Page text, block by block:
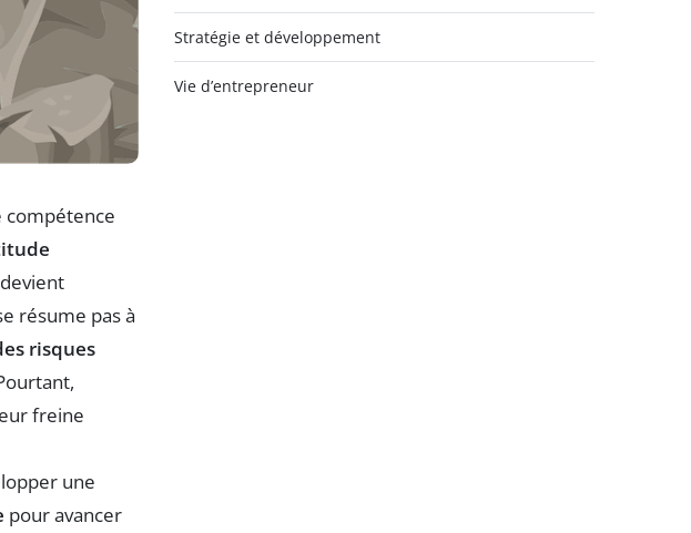
compétence
résume pas à
risques
freine
une
pour avancer
Stratégie et développement
Vie d’entrepreneur